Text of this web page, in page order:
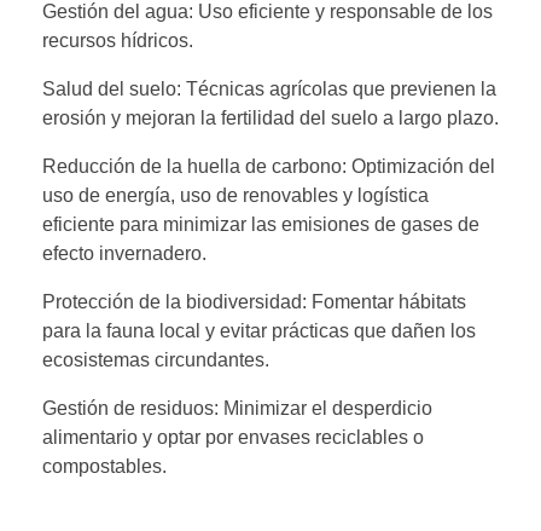
Gestión del agua: Uso eficiente y responsable de los
recursos hídricos.
Salud del suelo: Técnicas agrícolas que previenen la
erosión y mejoran la fertilidad del suelo a largo plazo.
Reducción de la huella de carbono: Optimización del
uso de energía, uso de renovables y logística
eficiente para minimizar las emisiones de gases de
efecto invernadero.
Protección de la biodiversidad: Fomentar hábitats
para la fauna local y evitar prácticas que dañen los
ecosistemas circundantes.
Gestión de residuos: Minimizar el desperdicio
alimentario y optar por envases reciclables o
compostables.